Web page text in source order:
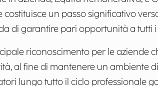
un passo significativo
di garantire pari opportunità a tutti
riconoscimento per le aziende
al fine di mantenere un ambiente
lungo tutto il ciclo professionale